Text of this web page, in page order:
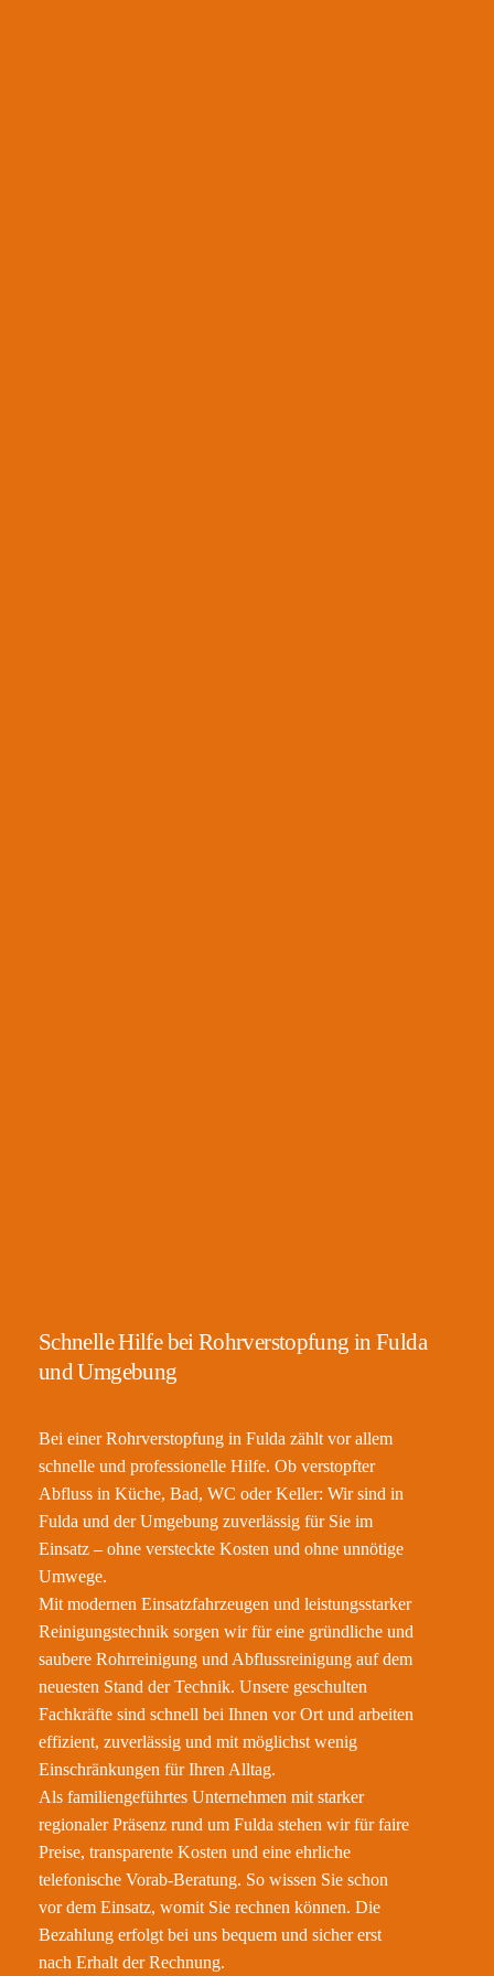
Schnelle Hilfe bei Rohrverstopfung in Fulda
und Umgebung
Bei einer Rohrverstopfung in Fulda zählt vor allem
schnelle und professionelle Hilfe. Ob verstopfter
Abfluss in Küche, Bad, WC oder Keller: Wir sind in
Fulda und der Umgebung zuverlässig für Sie im
Einsatz – ohne versteckte Kosten und ohne unnötige
Umwege.
Mit modernen Einsatzfahrzeugen und leistungsstarker
Reinigungstechnik sorgen wir für eine gründliche und
saubere Rohrreinigung und Abflussreinigung auf dem
neuesten Stand der Technik. Unsere geschulten
Fachkräfte sind schnell bei Ihnen vor Ort und arbeiten
effizient, zuverlässig und mit möglichst wenig
Einschränkungen für Ihren Alltag.
Als familiengeführtes Unternehmen mit starker
regionaler Präsenz rund um Fulda stehen wir für faire
Preise, transparente Kosten und eine ehrliche
telefonische Vorab-Beratung. So wissen Sie schon
vor dem Einsatz, womit Sie rechnen können. Die
Bezahlung erfolgt bei uns bequem und sicher erst
nach Erhalt der Rechnung.